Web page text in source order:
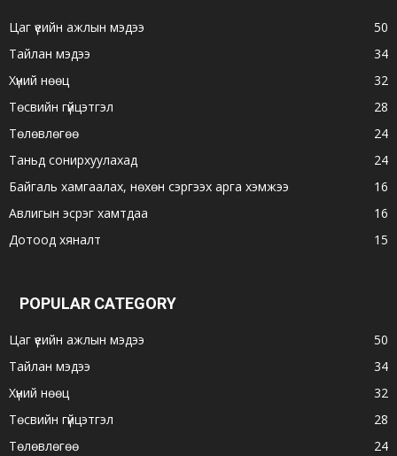
Цаг үеийн ажлын мэдээ
50
Тайлан мэдээ
34
Хүний нөөц
32
Төсвийн гүйцэтгэл
28
Төлөвлөгөө
24
Таньд сонирхуулахад
24
Байгаль хамгаалах, нөхөн сэргээх арга хэмжээ
16
Авлигын эсрэг хамтдаа
16
Дотоод хяналт
15
POPULAR CATEGORY
Цаг үеийн ажлын мэдээ
50
Тайлан мэдээ
34
Хүний нөөц
32
Төсвийн гүйцэтгэл
28
Төлөвлөгөө
24